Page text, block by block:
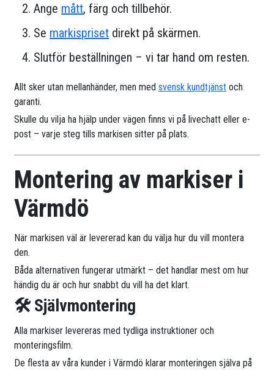
Ange mått, färg och tillbehör.
Se markispriset direkt på skärmen.
Slutför beställningen – vi tar hand om resten.
Allt sker utan mellanhänder, men medsvensk kundtjänst och
garanti.
Skulle du vilja ha hjälp under vägen finns vi på livechatt eller e-
post – varje steg tills markisen sitter på plats.
Montering av markiser i
Värmdö
När markisen väl är levererad kan du välja hur du vill montera
den.
Båda alternativen fungerar utmärkt – det handlar mest om hur
händig du är och hur snabbt du vill ha det klart.
🛠 Självmontering
Alla markiser levereras med tydliga instruktioner och
monteringsfilm.
De flesta av våra kunder i Värmdö klarar monteringen själva på